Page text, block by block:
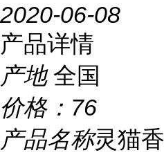
2020-06-08
产品详情
产地 全国
价格： 76
产品名称灵猫